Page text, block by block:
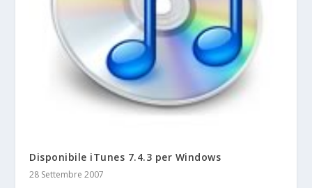
Disponibile iTunes 7.4.3 per Windows
28 Settembre 2007